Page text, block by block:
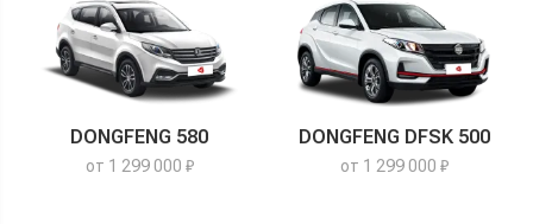
DONGFENG 580
от 1 299 000 ₽
DONGFENG DFSK 500
от 1 299 000 ₽